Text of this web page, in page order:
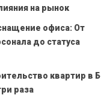
на рынок
офиса: От
до статуса
квартир в
раза